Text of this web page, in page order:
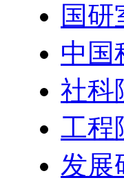
国研
中国
社科
工程
发展